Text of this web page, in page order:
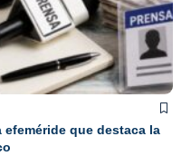
que destaca la